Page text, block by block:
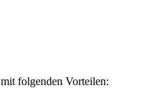
folgenden Vorteilen: